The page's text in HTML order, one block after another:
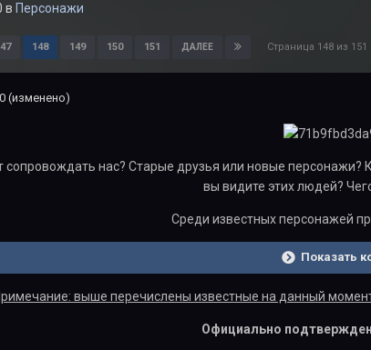
в Персонажи
148 149 150 151 ДАЛЕЕ Страница 148 из 151
(изменено)
сопровождать нас? Старые друзья или новые персонажи?
вы видите этих людей?
Среди известных персонажей
Показать
выше перечислены известные на данный
Официально